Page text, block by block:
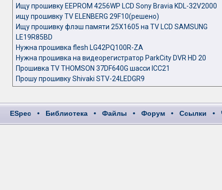
Ищу прошивку EEPROM 4256WP LCD Sony Bravia KDL-32V2000
ищу прошивку TV ELENBERG 29F10(решено)
Ищу прошивку флэш памяти 25X1605 на TV LCD SAMSUNG
LE19R85BD
Нужна прошивка flesh LG42PQ100R-ZA
Нужна прошивка на видеорегистратор ParkCity DVR HD 20
Прошивка TV THOMSON 37DF640G шасси ICC21
Прошу прошивку Shivaki STV-24LEDGR9
ESpec • Библиотека • Файлы • Форум • Ссылки •